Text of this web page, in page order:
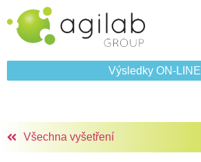
Výsledky ON‑LINE
Všechna vyšetření